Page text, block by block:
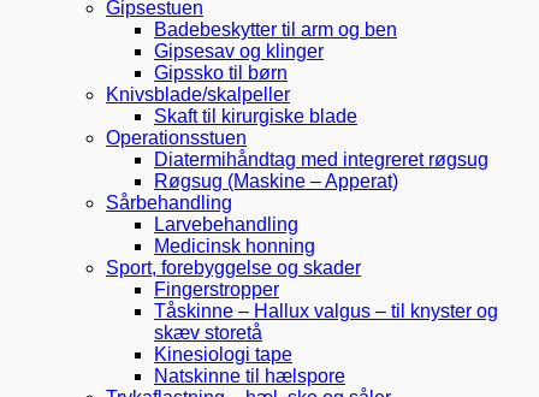
Gipsestuen
Badebeskytter til arm og ben
Gipsesav og klinger
Gipssko til børn
Knivsblade/skalpeller
Skaft til kirurgiske blade
Operationsstuen
Diatermihåndtag med integreret røgsug
Røgsug (Maskine – Apperat)
Sårbehandling
Larvebehandling
Medicinsk honning
Sport, forebyggelse og skader
Fingerstropper
Tåskinne – Hallux valgus – til knyster og
skæv storetå
Kinesiologi tape
Natskinne til hælspore